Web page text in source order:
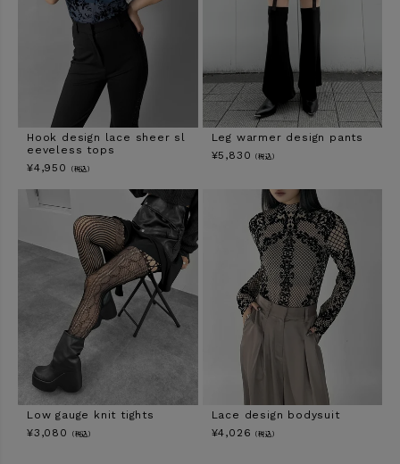
Hook design lace sheer sl
eeveless tops
¥4,950 （税込）
Leg warmer design pants
¥5,830 （税込）
Low gauge knit tights
¥3,080 （税込）
Lace design bodysuit
¥4,026 （税込）